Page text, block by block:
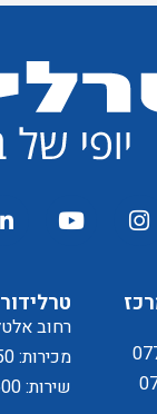
רחוב אלטלף 25,
מכירות: 077-2307950
שירות: 077-5555600